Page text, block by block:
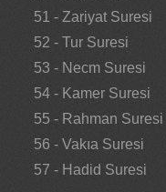
51 - Zariyat Suresi
52 - Tur Suresi
53 - Necm Suresi
54 - Kamer Suresi
55 - Rahman Suresi
56 - Vakıa Suresi
57 - Hadid Suresi